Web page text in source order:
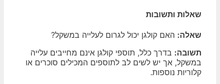
שאלות ותשובות
שאלה:האם קולגן יכול לגרום לעלייה במשקל?
תשובה:בדרך כלל, תוספי קולגן אינם מחייבים עלייה
במשקל, אך יש לשים לב לתוספים המכילים סוכרים או
קלוריות נוספות.